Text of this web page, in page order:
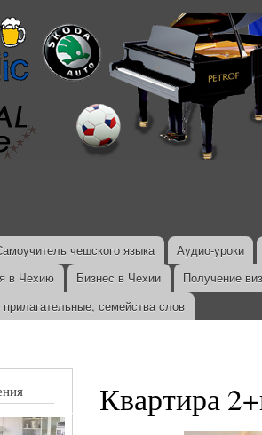
чешского языка
Аудио-уроки
в Чехию
Бизнес в Чехии
Получение
семейства слов
Квартира